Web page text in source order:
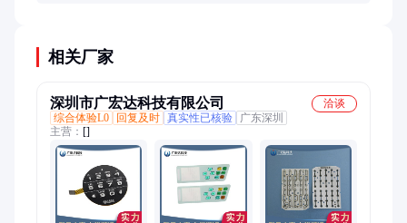
相关厂家
深圳市广宏达科技有限公司
洽谈
综合体验L0
回复及时 真实性已核验
广东深圳
主营： []